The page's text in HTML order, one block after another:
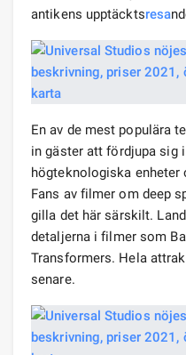
antikens upptäcktsresa
En av de mest populära
in gäster att fördjupa sig
högteknologiska enheter
Fans av filmer om deep
gilla det här särskilt.
detaljerna i filmer som
Transformers. Hela
senare.